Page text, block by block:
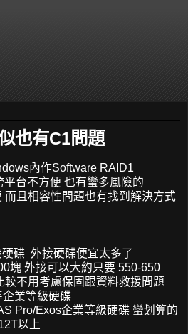
也有C1問題
內作Software RAID1
台不方便 也有蠻多風險的
而且相容性問題也有找到解決方式
碟 外接硬碟便宜太多了
塊 外接可以大約只要 550-650
不用考慮保固跟資料救援問題
業等級硬碟
Pro/Exos企業等級硬碟 蠻划算的
以上